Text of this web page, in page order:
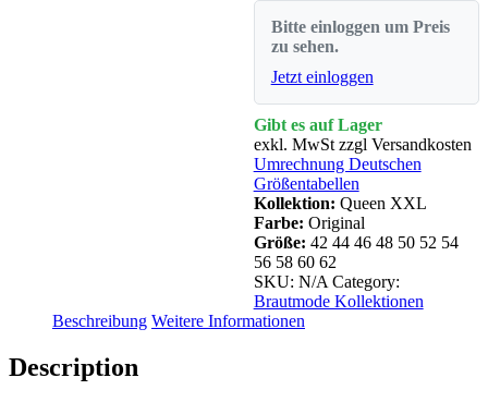
Bitte einloggen um Preis
zu sehen.
Jetzt einloggen
Gibt es auf Lager
exkl. MwSt zzgl Versandkosten
Umrechnung Deutschen
Größentabellen
Kollektion: Queen XXL
Farbe: Original
Größe: 42 44 46 48 50 52 54
56 58 60 62
SKU: N/A Category:
Brautmode Kollektionen
Beschreibung Weitere Informationen
Description